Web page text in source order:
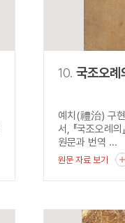
10. 국조오례
예치(禮治) 구
서, 『국조오례
원문과 번역 ...
원문 자료 보기